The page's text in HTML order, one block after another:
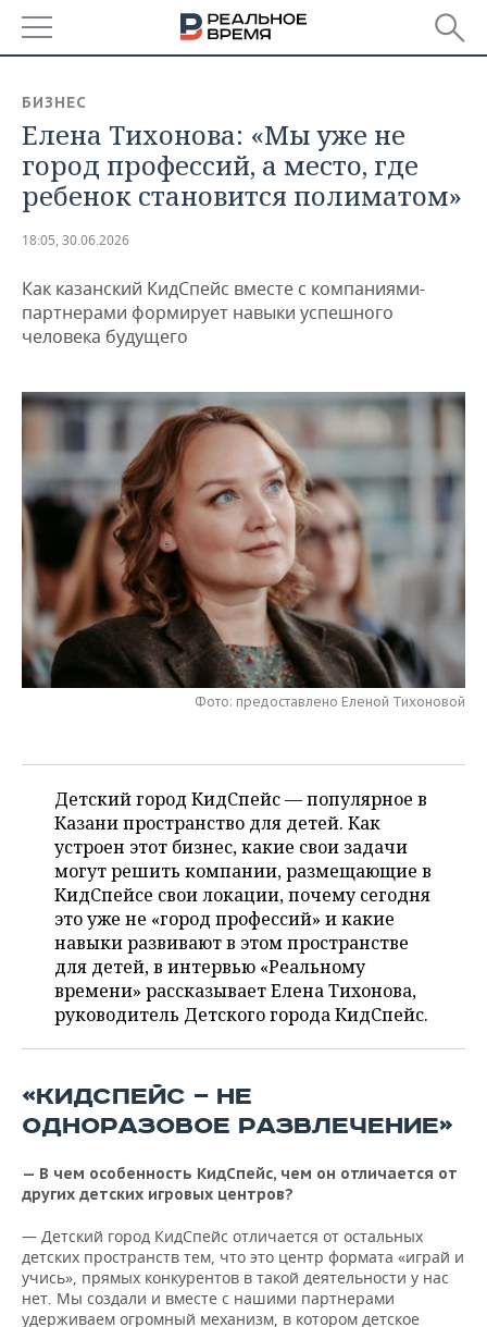
БАШКОРТОСТАН
ТАТАРСТАН
НОВОСТИ
АНАЛИТИКА
ДЕКЛАРАЦИИ О ДОХОДАХ
КОРОЛИ ГОСЗАКАЗА ПФО
КОМУ ПРИНАДЛЕЖАТ
ТОРГОВЫЕ ЦЕНТРЫ
ТАТАРСТАНА
НОВОСТИ ЭКОНОМИКИ
ФИНАНСЫ
ИНВЕСТИЦИИ
ПРОМЫШЛЕННОСТЬ
НОВОСТИ
ПРОМЫШЛЕННОСТИ
АГРОПРОМ
МАШИНОСТРОЕНИЕ
НЕФТЕХИМИЯ
НЕФТЬ
ЭНЕРГЕТИКА
НЕДВИЖИМОСТЬ
НОВОСТИ АВТО
НОВОСТИ БИЗНЕСА
РОЗНИЧНАЯ ТОРГОВЛЯ
ТРАНСПОРТ
УСЛУГИ
ТЕХНОЛОГИИ
НОВОСТИ ТЕХНОЛОГИЙ
IT
МЕДИА
ТЕЛЕКОММУНИКАЦИИ
МЕРОПРИЯТИЯ
НОВОСТИ МЕРОПРИЯТИЙ
ВЫЕЗДНАЯ РЕДАКЦИЯ
БИЗНЕС-БРАНЧИ
СПОРТ
НОВОСТИ СПОРТА
ФУТБОЛ
ВОЛЕЙБОЛ
КИБЕРСПОРТ
ФИГУРНОЕ КАТАНИЕ
ВОДНЫЕ ВИДЫ СПОРТА
ХОККЕЙ С МЯЧОМ
ОБЩЕСТВО
НОВОСТИ ОБЩЕСТВА
ИСТОРИЯ
КУЛЬТУРА
МЕДИЦИНА
ОБРАЗОВАНИЕ
ПРОИСШЕСТВИЯ
ФОТОГАЛЕРЕЯ
СПИСОК ПЕРСОН
СПИСОК КОМПАНИЙ
ПОЛНАЯ ВЕРСИЯ
БИЗНЕС
Елена Тихонова: «Мы уже не
город профессий, а место, где
ребенок становится полиматом»
18:05, 30.06.2026
Как казанский КидСпейс вместе с компаниями-
партнерами формирует навыки успешного
человека будущего
Фото: предоставлено Еленой Тихоновой
Детский город КидСпейс — популярное в
Казани пространство для детей. Как
устроен этот бизнес, какие свои задачи
могут решить компании, размещающие в
КидСпейсе свои локации, почему сегодня
это уже не «город профессий» и какие
навыки развивают в этом пространстве
для детей, в интервью «Реальному
времени» рассказывает Елена Тихонова,
руководитель Детского города КидСпейс.
«КИДСПЕЙС — НЕ
ОДНОРАЗОВОЕ РАЗВЛЕЧЕНИЕ»
— В чем особенность КидСпейс, чем он отличается от
других детских игровых центров?
— Детский город КидСпейс отличается от остальных
детских пространств тем, что это центр формата «играй и
учись», прямых конкурентов в такой деятельности у нас
нет. Мы создали и вместе с нашими партнерами
удерживаем огромный механизм, в котором детское